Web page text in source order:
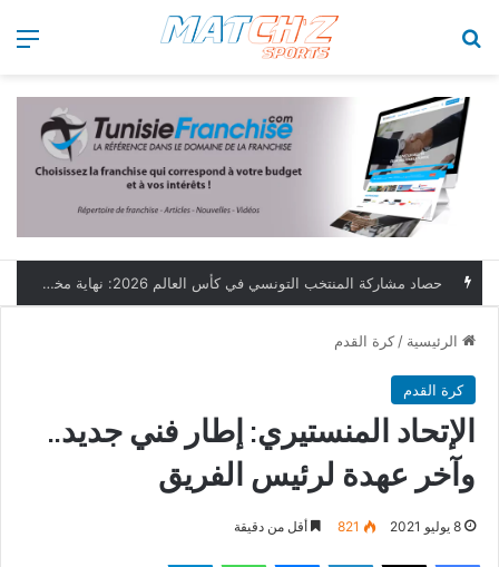
حصاد مشاركة المنتخب التونسي في كأس العالم 2026: نهاية مخيبة وطموحات مؤجلة
الرئيسية / كرة القدم
كرة القدم
الإتحاد المنستيري: إطار فني جديد..
وآخر عهدة لرئيس الفريق
8 يوليو 2021 821 أقل من دقيقة